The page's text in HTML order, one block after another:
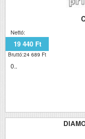
Nettó:
19 440 Ft
Bruttó:24 689 Ft
0..